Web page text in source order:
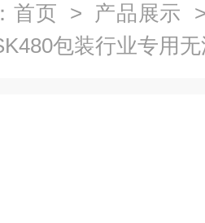
首页 > 产品展示
包装行业专用